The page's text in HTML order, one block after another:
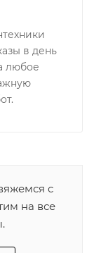
в день
любое
с
на все